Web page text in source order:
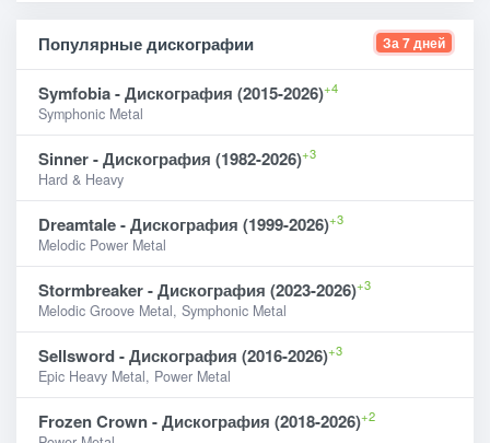
Популярные дискографии За 7 дней
Symfobia - Дискография (2015-2026)+4
Symphonic Metal
Sinner - Дискография (1982-2026)+3
Hard & Heavy
Dreamtale - Дискография (1999-2026)+3
Melodic Power Metal
Stormbreaker - Дискография (2023-2026)+3
Melodic Groove Metal, Symphonic Metal
Sellsword - Дискография (2016-2026)+3
Epic Heavy Metal, Power Metal
Frozen Crown - Дискография (2018-2026)+2